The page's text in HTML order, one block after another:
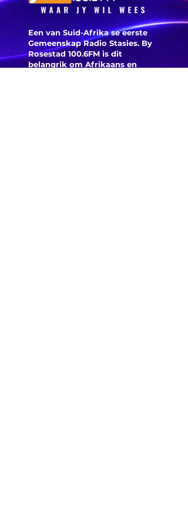
Een van Suid-Afrika se eerste
Gemeenskap Radio Stasies. By
Rosestad 100.6FM is dit
belangrik om Afrikaans en